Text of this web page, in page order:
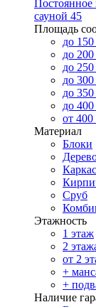
сауной 45
Площадь
до 150
до 200
до 250
до 300
до 350
до 400
от 400
Материал
Блоки
Каркас
Сруб
Этажность
1 этаж
2
от 2
+
+
Наличие